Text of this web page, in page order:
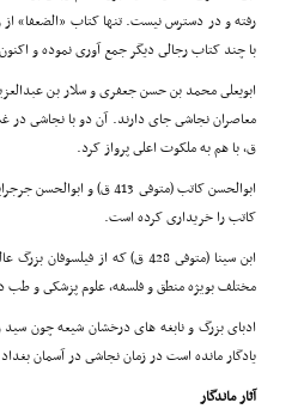
رفته و در دسترس نیست. تنها کتاب «الضعفا» از
با چند کتاب رجالى دیگر جمع آورى نموده و
ابویعلى محمد بن حسن جعفرى و سلار بن
ق، با هم به ملکوت اعلى پرواز کرد.
ابوالحسن کاتب (متوفى
کاتب را خریدارى کرده است.
ابن سینا (متوفى 428 ق) که از
مختلف بویژه منطق و فلسفه، علوم پزشکى و
یادگار مانده است در زمان نجاشى در آسمان
آثار ماندگار